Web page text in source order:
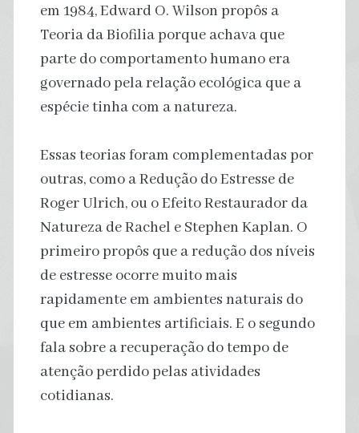
em 1984, Edward O. Wilson propôs a
Teoria da Biofilia porque achava que
parte do comportamento humano era
governado pela relação ecológica que a
espécie tinha com a natureza.
Essas teorias foram complementadas por
outras, como a Redução do Estresse de
Roger Ulrich, ou o Efeito Restaurador da
Natureza de Rachel e Stephen Kaplan. O
primeiro propôs que a redução dos níveis
de estresse ocorre muito mais
rapidamente em ambientes naturais do
que em ambientes artificiais. E o segundo
fala sobre a recuperação do tempo de
atenção perdido pelas atividades
cotidianas.